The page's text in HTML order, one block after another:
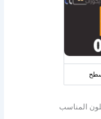
المناسب